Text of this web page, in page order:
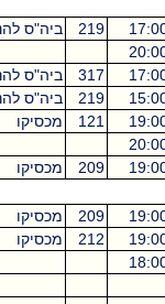
ביה"ס להנדסאים 3
ביה"ס להנדסאים 3
ביה"ס להנדסאים 3
מכסיקו
3
מכסיקו 1
מכסיקו
1
מכסיקו
3